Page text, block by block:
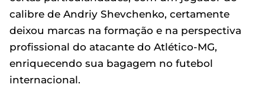
calibre de Andriy Shevchenko, certamente
deixou marcas na formação e na perspectiva
profissional do atacante do Atlético-MG,
enriquecendo sua bagagem no futebol
internacional.